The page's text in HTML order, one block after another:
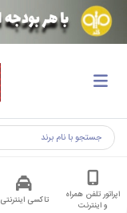
اپراتور تلفن همراه
و اینترنت
تاکسی اینترنتی